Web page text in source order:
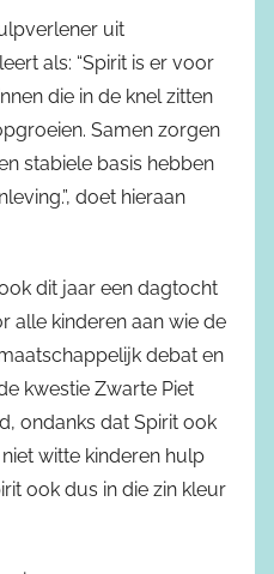
uit
als: “Spirit is er voor
die in de knel zitten
Samen zorgen
stabiele basis hebben
doet hieraan
dit jaar een dagtocht
alle kinderen aan wie de
debat en
kwestie Zwarte Piet
ondanks dat Spirit ook
witte kinderen hulp
ook dus in die zin kleur